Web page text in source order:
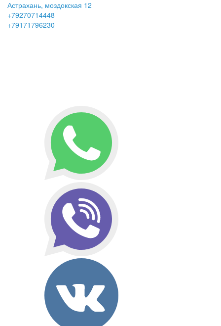
Астрахань, моздокская 12
+79270714448
+79171796230